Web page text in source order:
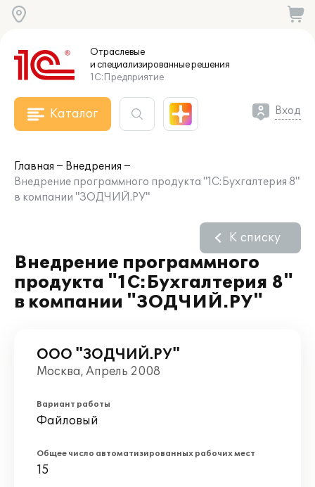
Отраслевые
и специализированныерешения
1С:Предприятие
Каталог Вход
Главная
Внедрения
Внедрение программного продукта "1С:Бухгалтерия 8"
в компании "ЗОДЧИЙ.РУ"
Внедрение программного
продукта "1С:Бухгалтерия 8"
в компании "ЗОДЧИЙ.РУ"
К списку
ООО "ЗОДЧИЙ.РУ"
Москва, Апрель 2008
Вариант работы
Файловый
Общее число автоматизированных рабочих мест
15